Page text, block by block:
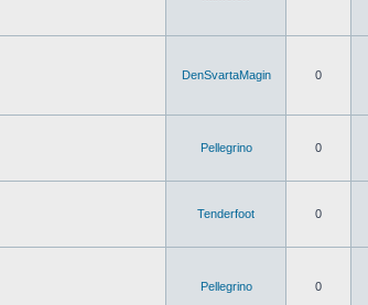
DenSvartaMagin 0
Pellegrino 0
Tenderfoot 0
Pellegrino 0